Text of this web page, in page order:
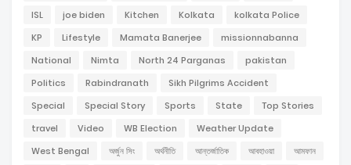
ISL
joe biden Kitchen Kolkata
kolkata Police
KP
Lifestyle Mamata Banerjee
missionnabanna
National
Nimta North 24 Parganas
pakistan
Politics
Rabindranath
Sikh Pilgrims Accident
Special
Special Story Sports State
Top Stories
travel
Video WB Election
Weather Update
West Bengal
অর্জুন সিং অর্থনীতি আন্তর্জাতিক আবহাওয়া
আমফান